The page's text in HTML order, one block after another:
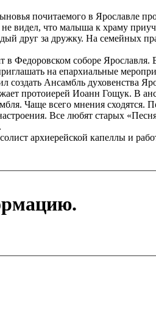
почитаемого в Ярославле
видел, что малыша к храму
друг за дружку. На семейных
в Федоровском соборе
на епархиальные
Ансамбль духовенства
протоиерей Иоанн Гощук. В
Чаще всего мнения сходятся.
Все любят старых
архиерейской капеллы и